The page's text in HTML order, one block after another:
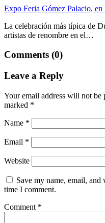
Expo Feria Gómez Palacio, en
La celebración más típica de
artistas de renombre en el…
Comments (0)
Leave a Reply
Your email address will not be
marked *
Name *
Email *
Website
Save my name, email,
time I comment.
Comment *